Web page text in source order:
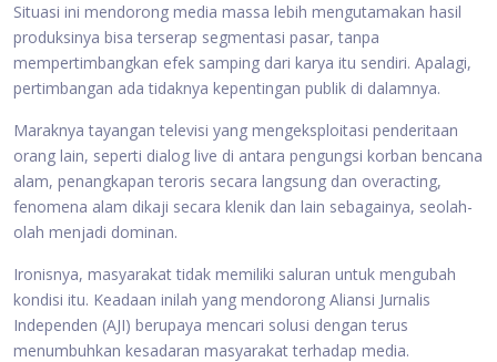
Situasi ini mendorong media massa lebih mengutamakan hasil
produksinya bisa terserap segmentasi pasar, tanpa
mempertimbangkan efek samping dari karya itu sendiri. Apalagi,
pertimbangan ada tidaknya kepentingan publik di dalamnya.
Maraknya tayangan televisi yang mengeksploitasi penderitaan
orang lain, seperti dialog live di antara pengungsi korban bencana
alam, penangkapan teroris secara langsung dan overacting,
fenomena alam dikaji secara klenik dan lain sebagainya, seolah-
olah menjadi dominan.
Ironisnya, masyarakat tidak memiliki saluran untuk mengubah
kondisi itu. Keadaan inilah yang mendorong Aliansi Jurnalis
Independen (AJI) berupaya mencari solusi dengan terus
menumbuhkan kesadaran masyarakat terhadap media.